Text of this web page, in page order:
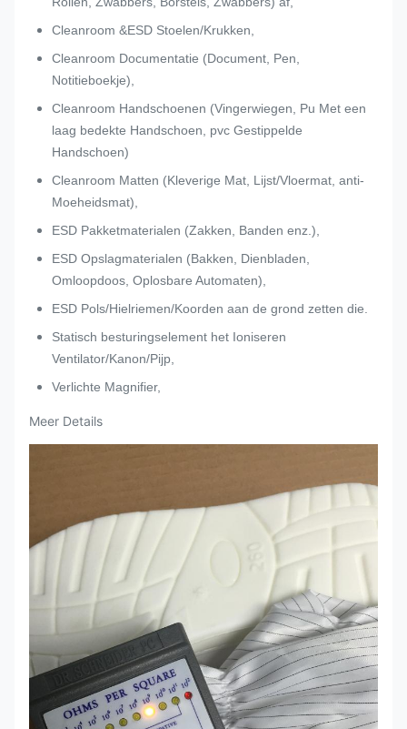
Cleanroom &ESD Stoelen/Krukken,
Cleanroom Documentatie (Document, Pen,
Notitieboekje),
Cleanroom Handschoenen (Vingerwiegen, Pu Met een
laag bedekte Handschoen, pvc Gestippelde
Handschoen)
Cleanroom Matten (Kleverige Mat, Lijst/Vloermat, anti-
Moeheidsmat),
ESD Pakketmaterialen (Zakken, Banden enz.),
ESD Opslagmaterialen (Bakken, Dienbladen,
Omloopdoos, Oplosbare Automaten),
ESD Pols/Hielriemen/Koorden aan de grond zetten die.
Statisch besturingselement het Ioniseren
Ventilator/Kanon/Pijp,
Verlichte Magnifier,
Meer Details